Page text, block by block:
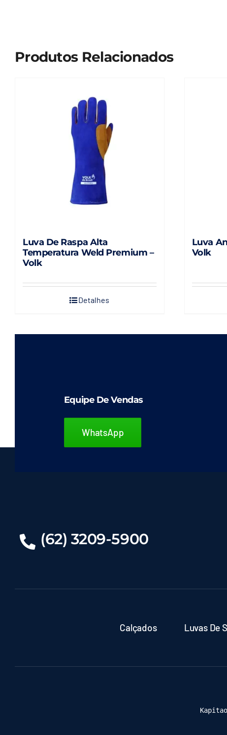
Produtos Relacionados
Luva De Raspa Alta
Temperatura Weld Premium –
Volk
Detalhes
Luva
Volk
Equipe De Vendas
WhatsApp
(62) 3209-5900
Calçados Luvas De